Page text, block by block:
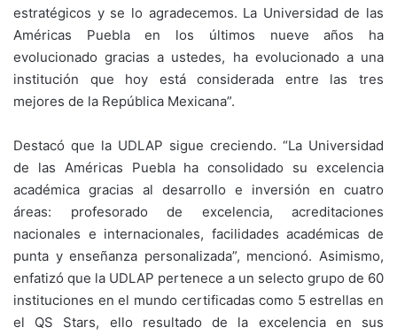
estratégicos y se lo agradecemos. La Universidad de las
Américas Puebla en los últimos nueve años ha
evolucionado gracias a ustedes, ha evolucionado a una
institución que hoy está considerada entre las tres
mejores de la República Mexicana”.
Destacó que la UDLAP sigue creciendo. “La Universidad
de las Américas Puebla ha consolidado su excelencia
académica gracias al desarrollo e inversión en cuatro
áreas: profesorado de excelencia, acreditaciones
nacionales e internacionales, facilidades académicas de
punta y enseñanza personalizada”, mencionó. Asimismo,
enfatizó que la UDLAP pertenece a un selecto grupo de 60
instituciones en el mundo certificadas como 5 estrellas en
el QS Stars, ello resultado de la excelencia en sus